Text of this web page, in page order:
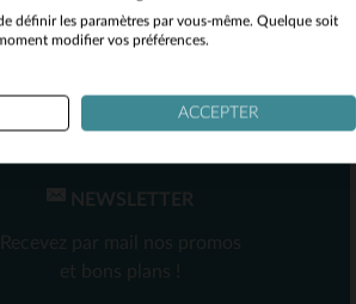
NEWSLETTER
Recevez par mail nos promos
et bons plans !
définir les paramètres par vous-même. Quelque soit
modifier vos préférences.
ACCEPTER